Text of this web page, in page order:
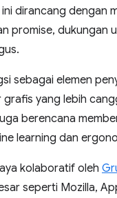
dirancang
promise, dukungan
sebagai elemen
grafis yang lebih
berencana
learning dan
kolaboratif oleh
seperti Mozilla,